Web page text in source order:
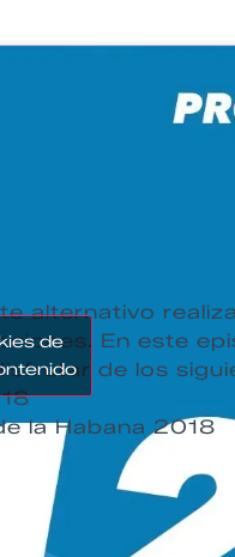
alternativo
En este
de los
la Habana 2018
de